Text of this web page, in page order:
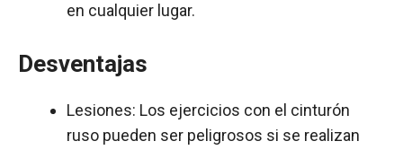
en cualquier lugar.
Desventajas
Lesiones: Los ejercicios con el cinturón
ruso pueden ser peligrosos si se realizan